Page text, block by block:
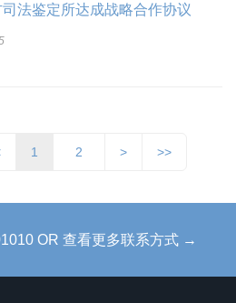
法鉴定所达成战略合作协议
1 2 > >>
OR 查看更多联系方式 →